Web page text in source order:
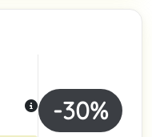
-30%